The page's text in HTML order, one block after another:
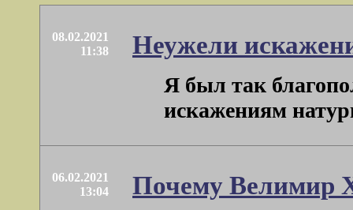
08.02.2021
11:38
Неужели
Я был так
искажениям
06.02.2021
13:04
Почему Велимир